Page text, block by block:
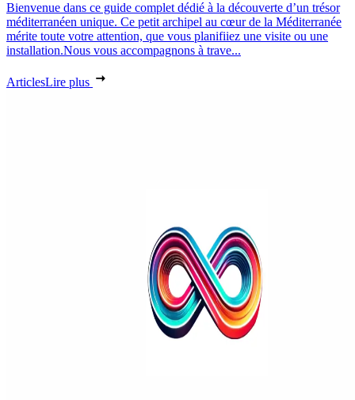
Bienvenue dans ce guide complet dédié à la découverte d’un trésor
méditerranéen unique. Ce petit archipel au cœur de la Méditerranée
mérite toute votre attention, que vous planifiiez une visite ou une
installation.Nous vous accompagnons à trave...
ArticlesLire plus